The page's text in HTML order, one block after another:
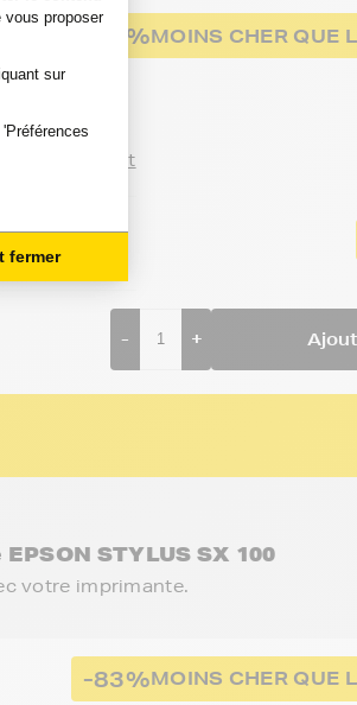
-67%MOINS CHER QUE
Voir le produit
:
- +
STYLUS SX 100
votre imprimante.
-83%MOINS CHER QUE